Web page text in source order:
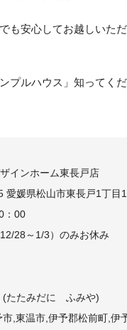
も安心してお越しいた
プルハウス」知ってくだ
インホーム東長戸店
愛媛県松山市東長戸1丁目
：00
28～1/3）のみお休み
たたみだに ふみや)
,東温市,伊予郡松前町,伊